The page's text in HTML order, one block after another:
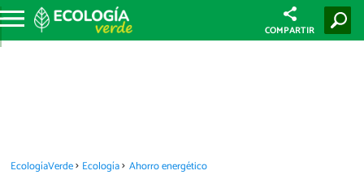
COMPARTIR
EcologíaVerde Ecología Ahorro energético